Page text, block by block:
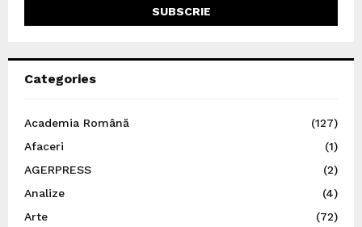
Categories
Academia Română
(127)
Afaceri
(1)
AGERPRESS
(2)
Analize
(4)
Arte
(72)